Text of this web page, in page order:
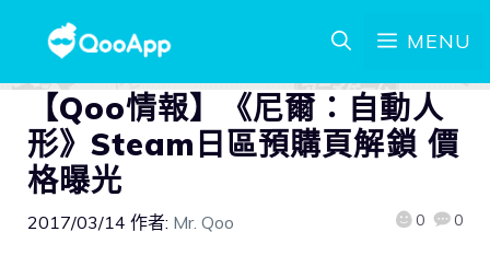
MENU
【Qoo情報】《尼爾：自動人
形》Steam日區預購頁解鎖 價
格曝光
2017/03/14 作者: Mr. Qoo 0 0